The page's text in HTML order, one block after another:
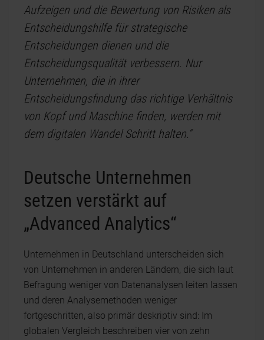
Aufzeigen und die Bewertung von Risiken als
Entscheidungshilfe für strategische
Entscheidungen dienen und die
Entscheidungsqualität verbessern. Nur
Unternehmen, die in ihrer
Entscheidungsfindung das richtige Verhältnis
von Kopf und Maschine finden, werden mit
dem digitalen Wandel Schritt halten.“
Deutsche Unternehmen
setzen verstärkt auf
„Advanced Analytics“
Unternehmen in Deutschland unterscheiden sich
von Unternehmen in anderen Ländern, die sich laut
Befragung weniger von Datenanalysen leiten lassen
und deren Analysemethoden weniger
fortgeschritten, also primär deskriptiv sind: Im
globalen Vergleich beschreiben vier von zehn